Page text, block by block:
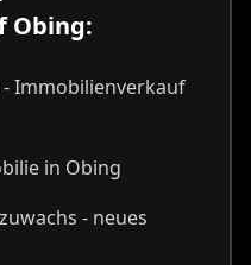
Obing:
Immobilienverkauf
in Obing
- neues